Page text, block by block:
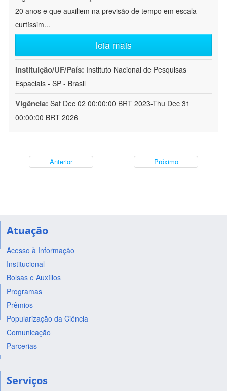
20 anos e que auxiliem na previsão de tempo em escala
curtíssim...
leia mais
Instituição/UF/País: Instituto Nacional de Pesquisas
Espaciais - SP - Brasil
Vigência: Sat Dec 02 00:00:00 BRT 2023-Thu Dec 31
00:00:00 BRT 2026
Anterior Próximo
Atuação
Acesso à Informação
Institucional
Bolsas e Auxílios
Programas
Prêmios
Popularização da Ciência
Comunicação
Parcerias
Serviços